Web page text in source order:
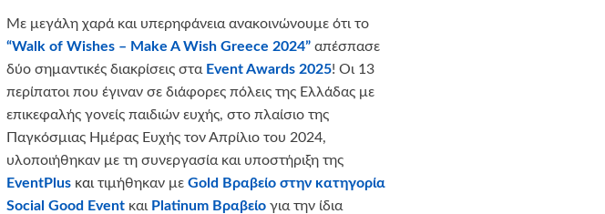
Με μεγάλη χαρά και υπερηφάνεια ανακοινώνουμε ότι το
“Walk of Wishes – Make A Wish Greece 2024” απέσπασε
δύο σημαντικές διακρίσεις στα Event Awards 2025! Οι 13
περίπατοι που έγιναν σε διάφορες πόλεις της Ελλάδας με
επικεφαλής γονείς παιδιών ευχής, στο πλαίσιο της
Παγκόσμιας Ημέρας Ευχής τον Απρίλιο του 2024,
υλοποιήθηκαν με τη συνεργασία και υποστήριξη της
EventPlus και τιμήθηκαν με Gold Βραβείο στην κατηγορία
Social Good Event και Platinum Βραβείο για την ίδια